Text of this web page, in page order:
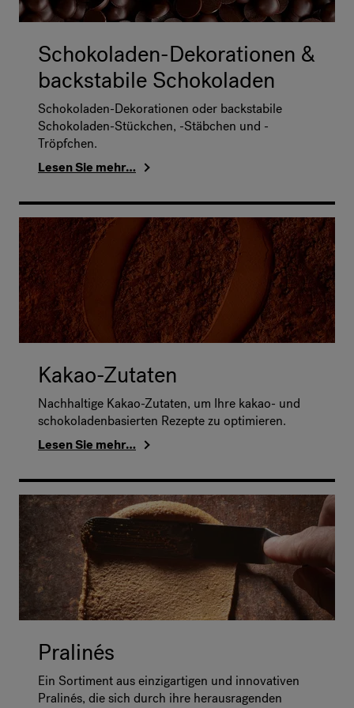
Schokoladen-Dekorationen &
backstabile Schokoladen
Schokoladen-Dekorationen oder backstabile
Schokoladen-Stückchen, -Stäbchen und -
Tröpfchen.
Lesen Sie mehr…
Kakao-Zutaten
Nachhaltige Kakao-Zutaten, um Ihre kakao- und
schokoladenbasierten Rezepte zu optimieren.
Lesen Sie mehr…
Pralinés
Ein Sortiment aus einzigartigen und innovativen
Pralinés, die sich durch ihre herausragenden